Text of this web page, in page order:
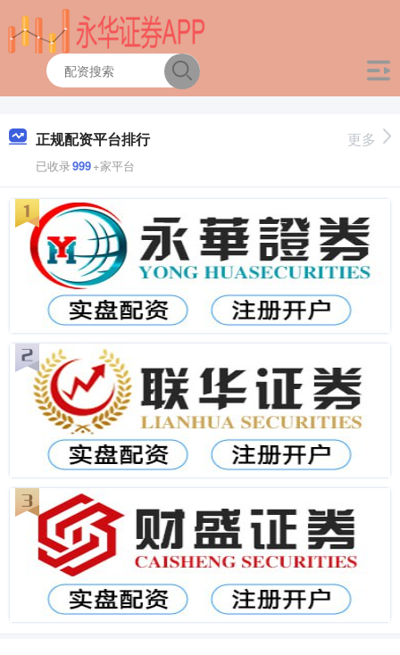
正规配资平台排行
已收录999+家平台
更多